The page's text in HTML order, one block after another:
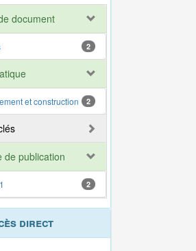
document
2
et construction 2
de publication
2
direct